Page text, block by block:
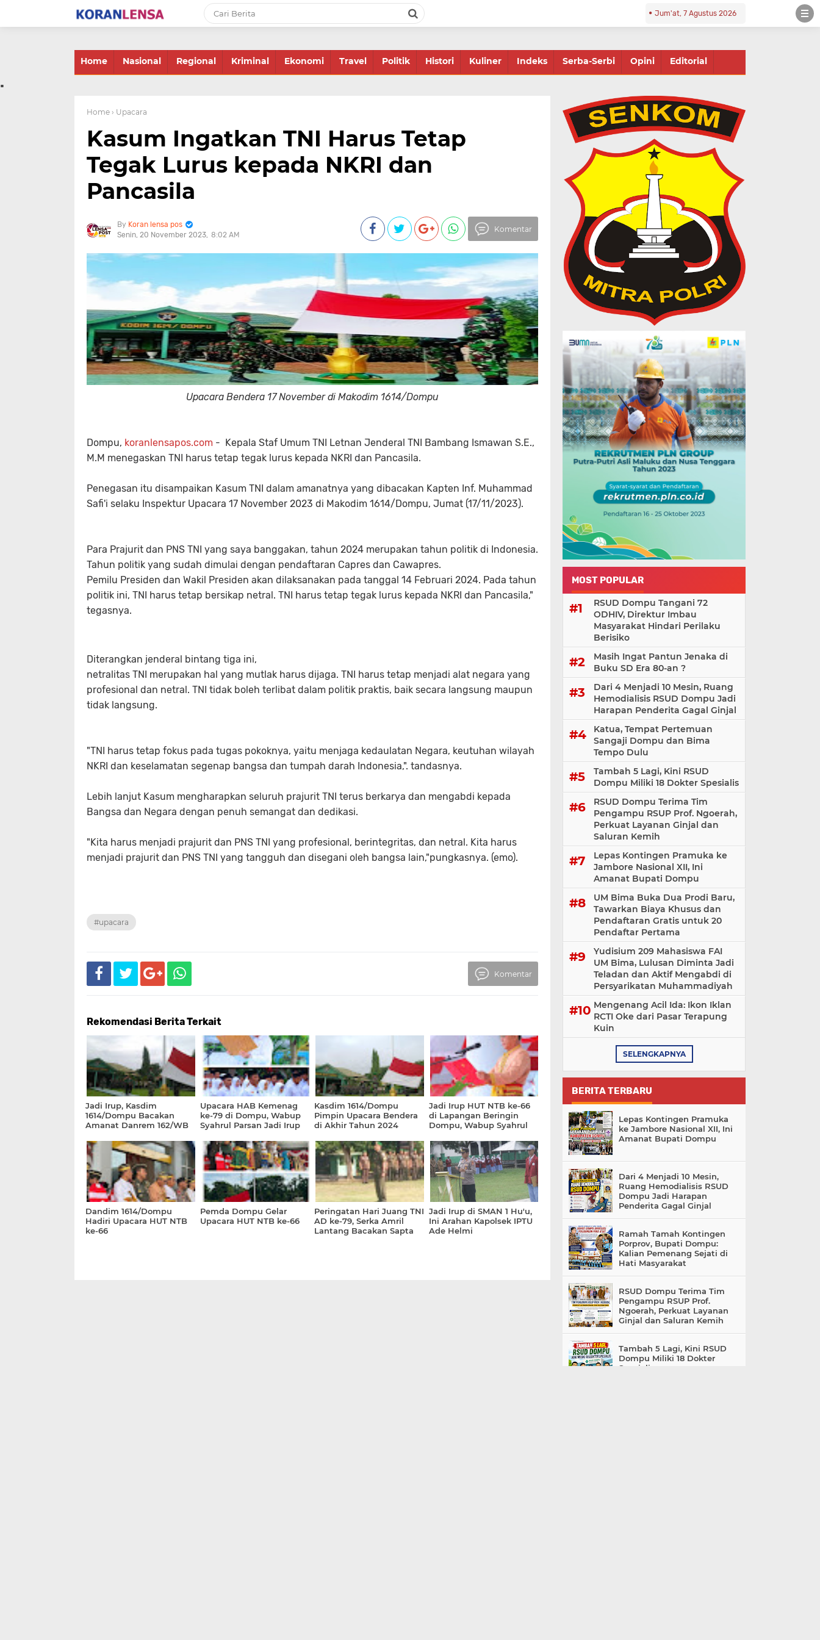
Jum'at, 7 Agustus 2026
Home Nasional Regional Kriminal Ekonomi Travel Politik Histori Kuliner Indeks Serba-Serbi Opini Editorial
.
Home › Upacara
Kasum Ingatkan TNI Harus Tetap
Tegak Lurus kepada NKRI dan
Pancasila
Koran lensa pos
Senin, 20 November 2023 8:02 AM
Komentar
Upacara Bendera 17 November di Makodim 1614/Dompu
Dompu, koranlensapos.com - Kepala Staf Umum TNI Letnan Jenderal TNI Bambang Ismawan S.E.,
M.M menegaskan TNI harus tetap tegak lurus kepada NKRI dan Pancasila.
Penegasan itu disampaikan Kasum TNI dalam amanatnya yang dibacakan Kapten Inf. Muhammad
Safi'i selaku Inspektur Upacara 17 November 2023 di Makodim 1614/Dompu, Jumat (17/11/2023).
Para Prajurit dan PNS TNI yang saya banggakan, tahun 2024 merupakan tahun politik di Indonesia.
Tahun politik yang sudah dimulai dengan pendaftaran Capres dan Cawapres.
Pemilu Presiden dan Wakil Presiden akan dilaksanakan pada tanggal 14 Februari 2024. Pada tahun
politik ini, TNI harus tetap bersikap netral. TNI harus tetap tegak lurus kepada NKRI dan Pancasila,"
tegasnya.
Diterangkan jenderal bintang tiga ini,
netralitas TNI merupakan hal yang mutlak harus dijaga. TNI harus tetap menjadi alat negara yang
profesional dan netral. TNI tidak boleh terlibat dalam politik praktis, baik secara langsung maupun
tidak langsung.
"TNI harus tetap fokus pada tugas pokoknya, yaitu menjaga kedaulatan Negara, keutuhan wilayah
NKRI dan keselamatan segenap bangsa dan tumpah darah Indonesia,". tandasnya.
Lebih lanjut Kasum mengharapkan seluruh prajurit TNI terus berkarya dan mengabdi kepada
Bangsa dan Negara dengan penuh semangat dan dedikasi.
"Kita harus menjadi prajurit dan PNS TNI yang profesional, berintegritas, dan netral. Kita harus
menjadi prajurit dan PNS TNI yang tangguh dan disegani oleh bangsa lain,"pungkasnya. (emo).
#upacara
Komentar
Rekomendasi Berita Terkait
Jadi Irup, Kasdim
1614/Dompu Bacakan
Amanat Danrem 162/WB
Upacara HAB Kemenag
ke-79 di Dompu, Wabup
Syahrul Parsan Jadi Irup
Kasdim 1614/Dompu
Pimpin Upacara Bendera
di Akhir Tahun 2024
Jadi Irup HUT NTB ke-66
di Lapangan Beringin
Dompu, Wabup Syahrul
Pj. Gubernur
Dandim 1614/Dompu
Hadiri Upacara HUT NTB
ke-66
Pemda Dompu Gelar
Upacara HUT NTB ke-66
Peringatan Hari Juang TNI
AD ke-79, Serka Amril
Lantang Bacakan Sapta
Jadi Irup di SMAN 1 Hu'u,
Ini Arahan Kapolsek IPTU
Ade Helmi
MOST POPULAR
RSUD Dompu Tangani 72
ODHIV, Direktur Imbau
Masyarakat Hindari Perilaku
Berisiko
Masih Ingat Pantun Jenaka di
Buku SD Era 80-an ?
Dari 4 Menjadi 10 Mesin, Ruang
Hemodialisis RSUD Dompu Jadi
Harapan Penderita Gagal Ginjal
Katua, Tempat Pertemuan
Sangaji Dompu dan Bima
Tempo Dulu
Tambah 5 Lagi, Kini RSUD
Dompu Miliki 18 Dokter Spesialis
RSUD Dompu Terima Tim
Pengampu RSUP Prof. Ngoerah,
Perkuat Layanan Ginjal dan
Saluran Kemih
Lepas Kontingen Pramuka ke
Jambore Nasional XII, Ini
Amanat Bupati Dompu
UM Bima Buka Dua Prodi Baru,
Tawarkan Biaya Khusus dan
Pendaftaran Gratis untuk 20
Pendaftar Pertama
Yudisium 209 Mahasiswa FAI
UM Bima, Lulusan Diminta Jadi
Teladan dan Aktif Mengabdi di
Persyarikatan Muhammadiyah
Mengenang Acil Ida: Ikon Iklan
RCTI Oke dari Pasar Terapung
Kuin
SELENGKAPNYA
BERITA TERBARU
Lepas Kontingen Pramuka
ke Jambore Nasional XII, Ini
Amanat Bupati Dompu
Dari 4 Menjadi 10 Mesin,
Ruang Hemodialisis RSUD
Dompu Jadi Harapan
Penderita Gagal Ginjal
Ramah Tamah Kontingen
Porprov, Bupati Dompu:
Kalian Pemenang Sejati di
Hati Masyarakat
RSUD Dompu Terima Tim
Pengampu RSUP Prof.
Ngoerah, Perkuat Layanan
Ginjal dan Saluran Kemih
Tambah 5 Lagi, Kini RSUD
Dompu Miliki 18 Dokter
Spesialis